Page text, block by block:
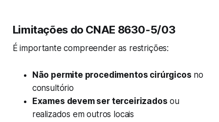
Limitações do CNAE 8630-5/03
É importante compreender as restrições:
Não permite procedimentos cirúrgicos no
consultório
Exames devem ser terceirizados ou
realizados em outros locais